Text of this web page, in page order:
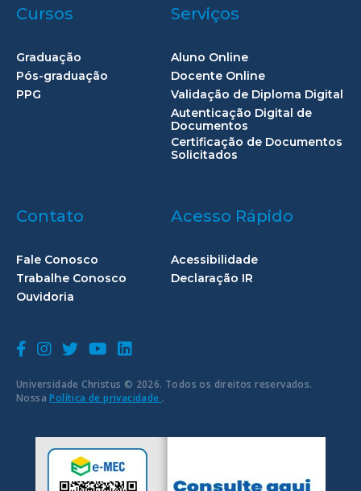
Universidade Christus © 2026. Todos os direitos reservados.
NossaPolítica de privacidade .
Cursos
Graduação
Pós-graduação
PPG
Serviços
Aluno Online
Docente Online
Validação de Diploma Digital
Autenticação Digital de
Documentos
Certificação de Documentos
Solicitados
Contato
Fale Conosco
Trabalhe Conosco
Ouvidoria
Acesso Rápido
Acessibilidade
Declaração IR